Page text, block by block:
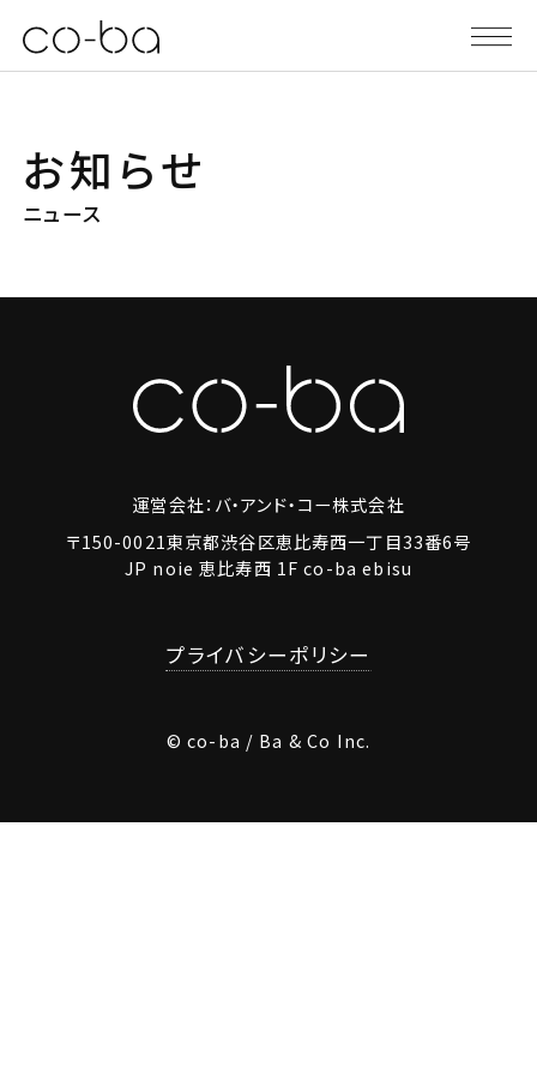
お知らせ
ニュース
運営会社：バ・アンド・コー株式会社
〒150-0021東京都渋谷区恵比寿西一丁目33番6号
JP noie 恵比寿西 1F co-ba ebisu
プライバシーポリシー
© co-ba / Ba & Co Inc.